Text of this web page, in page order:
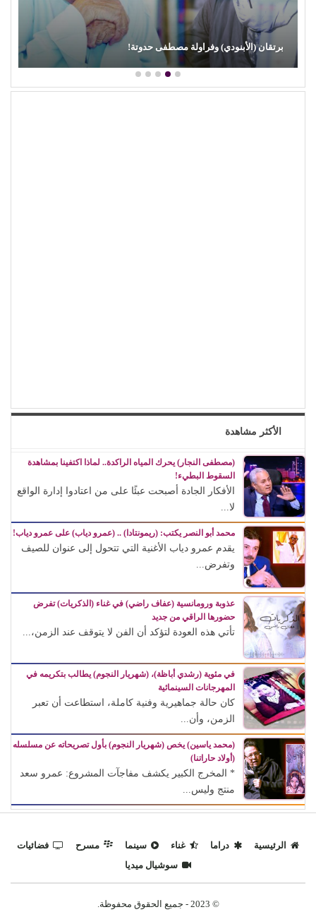
برتقان (الأبنودي) وفراولة مصطفى حدوتة!
الأكثر مشاهدة
(مصطفى النجار) يحرك المياه الراكدة.. لماذا اكتفينا بمشاهدة
السقوط البطيء!
الأفكار الجادة أصبحت عبئًا على من اعتادوا إدارة الواقع
لا...
محمد أبو النصر يكتب: (ريمونتادا) .. (عمرو دياب) على عمرو دياب!
يقدم عمرو دياب الأغنية التي تتحول إلى عنوان للصيف
وتفرض...
عذوبة ورومانسية (عفاف راضي) في غناء (الذكريات) تفرض
حضورها الراقي من جديد
تأتي هذه العودة لتؤكد أن الفن لا يتوقف عند الزمن،...
في مئوية (رشدي أباظة)، (شهريار النجوم) يطالب بتكريمه في
المهرجانات السينمائية
كان حالة جماهيرية وفنية كاملة، استطاعت أن تعبر
الزمن، وأن...
(محمد ياسين) يخص (شهريار النجوم) بأول تصريحاته عن مسلسله
(أولاد حاراتنا)
* المخرج الكبير يكشف مفاجآت المشروع: عمرو سعد
منتج وليس...
الرئيسية دراما غناء سينما مسرح
فضائيات
سوشيال ميديا
© 2023 - جميع الحقوق محفوظة.